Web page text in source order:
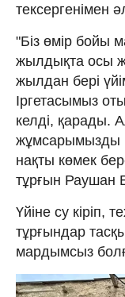
тексергенімен
"Біз өмір бойы
жылдықта осы
жылдан бері
Іргетасымыз
келді, қарады.
жұмсарымызды
нақты көмек
тұрғын Раушан
Үйіне су кіріп,
тұрғындар
мардымсыз